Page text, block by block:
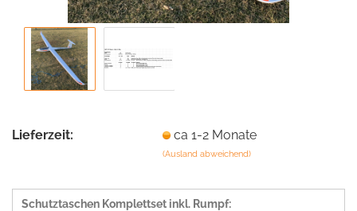
Lieferzeit: ca 1-2 Monate
(Ausland abweichend)
Schutztaschen Komplettset inkl. Rumpf: